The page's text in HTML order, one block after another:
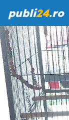
publi24.ro